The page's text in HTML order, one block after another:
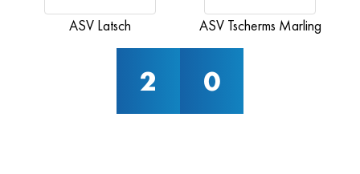
ASV Latsch ASV Tscherms Marling
2 0